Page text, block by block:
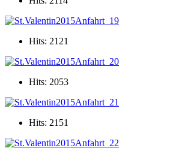
Hits: 2121
Hits: 2053
Hits: 2151